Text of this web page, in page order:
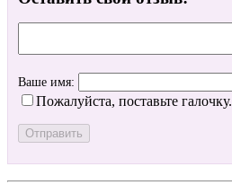
Ваше имя:
Пожалуйста, поставьте галочку.